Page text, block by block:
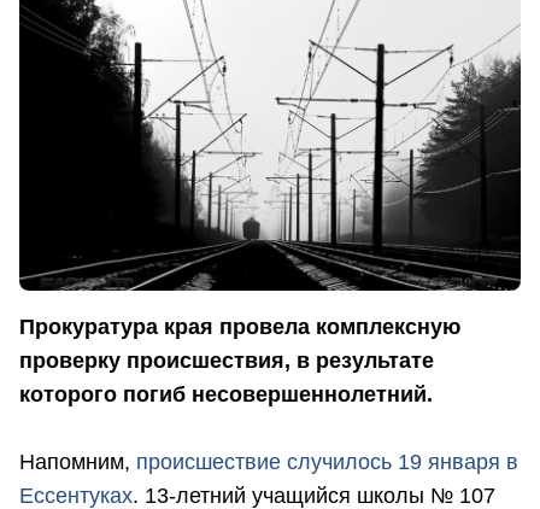
Прокуратура края провела комплексную
проверку происшествия, в результате
которого погиб несовершеннолетний.
Напомним, происшествие случилось 19 января в
Ессентуках. 13-летний учащийся школы № 107